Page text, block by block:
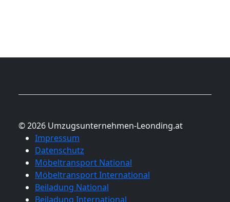
© 2026 Umzugsunternehmen-Leonding.at
Impressum
Datenschutz
Möbeltransport National
Möbeltransport International
Beiladung National
Beiladung International